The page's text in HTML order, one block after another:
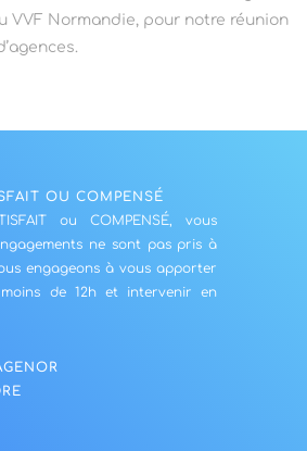
VVF Normandie, pour notre réunion
OU COMPENSÉ
ou COMPENSÉ, vous
ne sont pas pris à
engageons à vous apporter
de 12h et intervenir en